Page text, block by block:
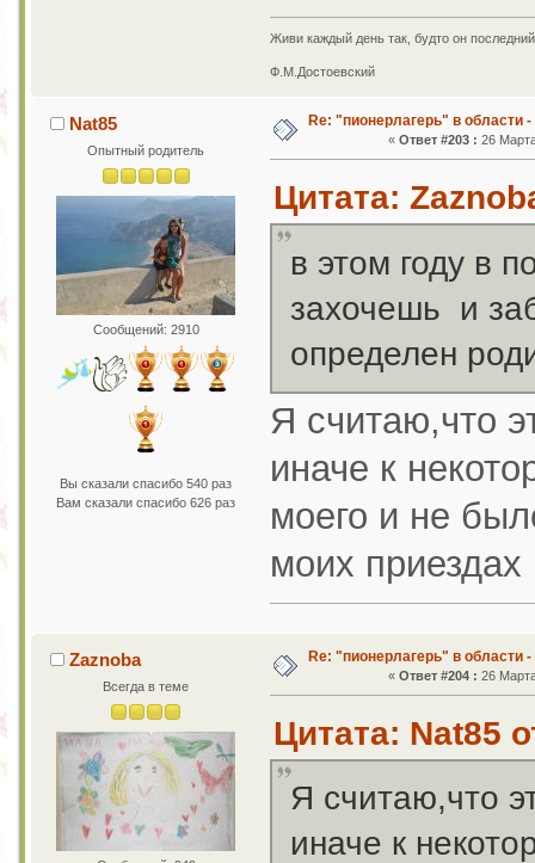
Живи каждый день так, будто он
Ф.М.Достоевский
Nat85
Опытный родитель
Сообщений: 2910
Вы сказали спасибо 540 раз
Вам сказали спасибо 626 раз
Re: "пионерлагерь" в области -
« Ответ #203 : 26
Цитата:
в этом году в
захочешь и
определен
Я считаю,что
иначе к
моего и не
моих приездах
Zaznoba
Всегда в теме
Re: "пионерлагерь" в области -
« Ответ #204 : 26
Цитата: Nat85
Я считаю,что
иначе к